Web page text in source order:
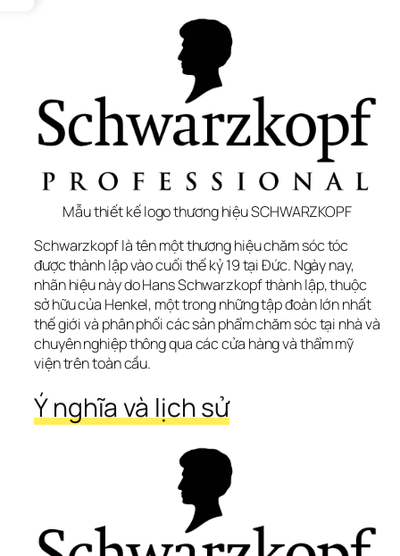
Mẫu thiết kế logo thương hiệu SCHWARZKOPF
Schwarzkopf là tên một thương hiệu chăm sóc tóc
được thành lập vào cuối thế kỷ 19 tại Đức. Ngày nay,
nhãn hiệu này do Hans Schwarzkopf thành lập, thuộc
sở hữu của Henkel, một trong những tập đoàn lớn nhất
thế giới và phân phối các sản phẩm chăm sóc tại nhà và
chuyên nghiệp thông qua các cửa hàng và thẩm mỹ
viện trên toàn cầu.
Ý nghĩa và lịch sử